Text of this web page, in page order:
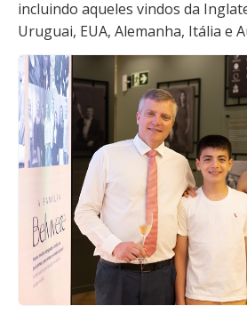
incluindo aqueles vindos da
Uruguai, EUA, Alemanha, Itália e